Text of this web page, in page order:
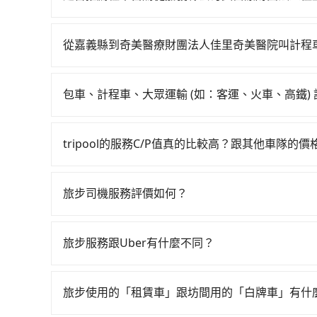
程車，搭上小黃後約花320分鐘、車費7,300元後
200倍。縱使幸運攔到一輛小黃了，嘉義縣少部
約tripool！如果你僅有兩位乘車，也可參考
小客車租賃。一般租車以天為單位，小轎車如
100~2,000元不等的費用。由於絕大多數的租車
住家/辦公室/起點還有段路，且須配合車行營業時
從嘉義縣到奇美醫療財團法人佳里奇美醫院叫計程
港新港萬通計程車等叫車看看。依照里程跳錶計
按錶計費，約有47%會採現場議價，建議最好先
包車、計程車、大眾運輸 (如：客運、火車、高鐵)
程車最貴，而大眾運輸通常較便宜。 行程：需多
可選用大眾運輸。 便利性：需要便利性和方便性
tripool的服務C/P值真的比較高？跟其他車隊的價
的台灣大車隊、大都會、LINE Taxi、Uber，機
提供專車到府服務，是絕大多數乘客出行的最佳選
旅步司機服務評價如何？
程更加順暢和舒適。」
旅步服務跟Uber有什麼不同？
區。 (4) 有較為嚴謹的乘車時間與取消政策。
旅步使用的「租賃車」跟坊間用的「白牌車」有什